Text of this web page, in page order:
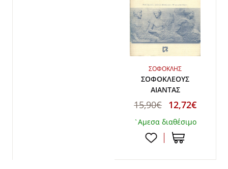
ΣΟΦΟΚΛΗΣ
ΣΟΦΟΚΛΕΟΥΣ
ΑΙΑΝΤΑΣ
15,90€ 12,72€
`Αμεσα διαθέσιμο